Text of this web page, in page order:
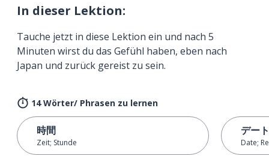
In dieser Lektion:
Tauche jetzt in diese Lektion ein und nach 5
Minuten wirst du das Gefühl haben, eben nach
Japan und zurück gereist zu sein.
14 Wörter/ Phrasen zu lernen
時間
Zeit; Stunde
デート
Date;